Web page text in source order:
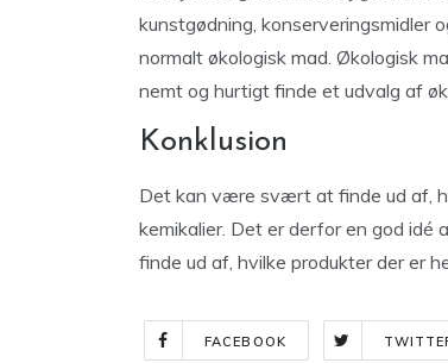
kunstgødning,
normalt økologisk mad. Økologisk
nemt og hurtigt finde et udvalg af
Konklusion
Det kan være svært at finde ud af,
kemikalier. Det er derfor en god idé
finde ud af, hvilke produkter der er
FACEBOOK